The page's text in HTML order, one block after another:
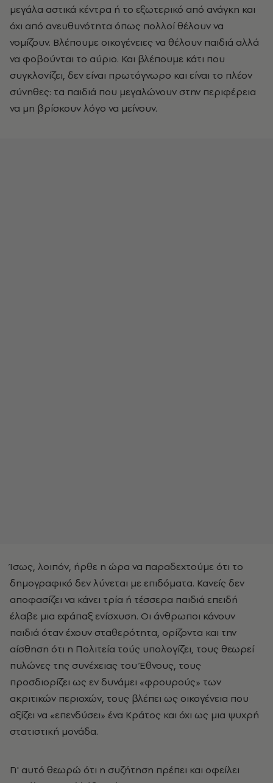
μεγάλα αστικά κέντρα ή το εξωτερικό από ανάγκη και
όχι από ανευθυνότητα όπως πολλοί θέλουν να
νομίζουν. Βλέπουμε οικογένειες να θέλουν παιδιά αλλά
να φοβούνται το αύριο. Και βλέπουμε κάτι που
συγκλονίζει, δεν είναι πρωτόγνωρο και είναι το πλέον
σύνηθες: τα παιδιά που μεγαλώνουν στην περιφέρεια
να μη βρίσκουν λόγο να μείνουν.
Ίσως, λοιπόν, ήρθε η ώρα να παραδεχτούμε ότι το
δημογραφικό δεν λύνεται με επιδόματα. Κανείς δεν
αποφασίζει να κάνει τρία ή τέσσερα παιδιά επειδή
έλαβε μια εφάπαξ ενίσχυση. Οι άνθρωποι κάνουν
παιδιά όταν έχουν σταθερότητα, ορίζοντα και την
αίσθηση ότι η Πολιτεία τούς υπολογίζει, τους θεωρεί
πυλώνες της συνέχειας του Έθνους, τους
προσδιορίζει ως εν δυνάμει «φρουρούς» των
ακριτικών περιοχών, τους βλέπει ως οικογένεια που
αξίζει να «επενδύσει» ένα Κράτος και όχι ως μια ψυχρή
στατιστική μονάδα.
Γι' αυτό θεωρώ ότι η συζήτηση πρέπει και οφείλει